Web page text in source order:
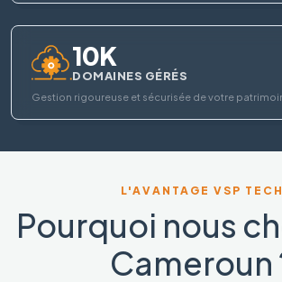
10K
DOMAINES GÉRÉS
Gestion rigoureuse et sécurisée de votre
L'AVANTAGE VSP TECH
Pourquoi nous
Cameroun